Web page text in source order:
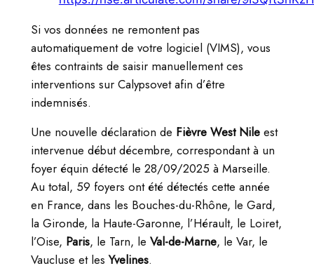
Si vos données ne remontent pas
automatiquement de votre logiciel (VIMS), vous
êtes contraints de saisir manuellement ces
interventions sur Calypsovet afin d’être
indemnisés.
Une nouvelle déclaration de Fièvre West Nileest
intervenue début décembre, correspondant à un
foyer équin détecté le 28/09/2025 à Marseille.
Au total, 59 foyers ont été détectés cette année
en France, dans les Bouches-du-Rhône, le Gard,
la Gironde, la Haute-Garonne, l’Hérault, le Loiret,
l’Oise, Paris, le Tarn, le Val-de-Marne, le Var, le
Vaucluse et lesYvelines.